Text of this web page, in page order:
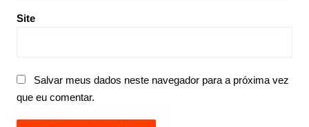
Site
Salvar meus dados neste navegador para a próxima vez
que eu comentar.